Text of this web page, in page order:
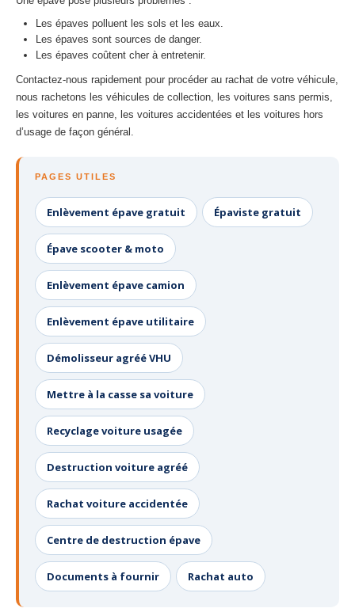
Les épaves polluent les sols et les eaux.
Les épaves sont sources de danger.
Les épaves coûtent cher à entretenir.
Contactez-nous rapidement pour procéder au rachat de votre véhicule,
nous rachetons les véhicules de collection, les voitures sans permis,
les voitures en panne, les voitures accidentées et les voitures hors
d’usage de façon général.
PAGES UTILES
Enlèvement épave gratuit Épaviste gratuit
Épave scooter & moto
Enlèvement épave camion
Enlèvement épave utilitaire
Démolisseur agréé VHU
Mettre à la casse sa voiture
Recyclage voiture usagée
Destruction voiture agréé
Rachat voiture accidentée
Centre de destruction épave
Documents à fournir Rachat auto